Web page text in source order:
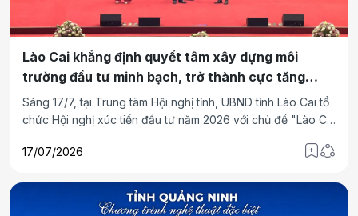
Lào Cai khẳng định quyết tâm xây dựng môi
trường đầu tư minh bạch, trở thành cực tăng
trưởng mới của vùng
Sáng 17/7, tại Trung tâm Hội nghị tỉnh, UBND tỉnh Lào Cai tổ
chức Hội nghị xúc tiến đầu tư năm 2026 với chủ đề "Lào Cai
có đồng chí Hồ Quốc Dũng - Ủy viên Ban Chấp hành Trung
bộ, ngành Trung ương; đại sứ các quốc gia; lãnh đạo các
tỉnh Hải Phòng, T.P Hồ Chí Minh, Quảng Ninh, Ninh Bình,
17/07/2026